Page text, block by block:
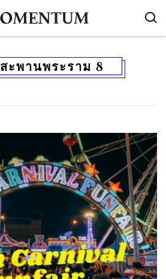
สะพานพระราม 8